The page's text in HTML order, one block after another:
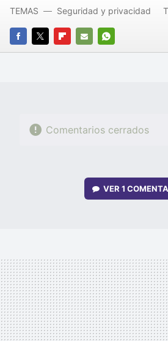
FACEBOOK
TWITTERFLIPBOARD
E-
WHATSAPP
TEMAS Seguridad y privacidad
Comentarios cerrados
VER 1